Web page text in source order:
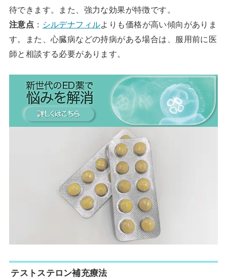
待できます。また、強力な効果が特徴です。
注意点 ： シルデナフィルよりも価格が高い傾向がありま
す。また、心臓病などの持病がある場合は、服用前に医
師と相談する必要があります。
テストステロン補充療法